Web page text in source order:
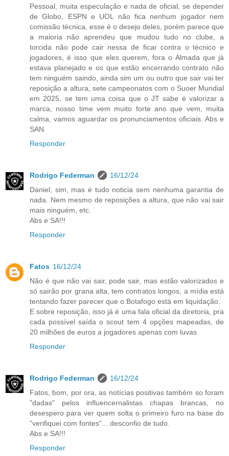
Pessoal, muita especulação e nada de oficial, se depender
de Globo, ESPN e UOL não fica nenhum jogador nem
comissão técnica, esse é o desejo deles, porém parece que
a maioria não aprendeu que mudou tudo no clube, a
torcida não pode cair nessa de ficar contra o técnico e
jogadores, é isso que eles querem, fora o Almada que já
estava planejado e os que estão encerrando contrato não
tem ninguém saindo, ainda sim um ou outro que sair vai ter
reposição a altura, sete campeonatos com o Suoer Mundial
em 2025, se tem uma coisa que o JT sabe é valorizar a
marca, nosso time vem muito forte ano que vem, muita
calma, vamos aguardar os pronunciamentos oficiais. Abs e
SAN
Responder
Rodrigo Federman
16/12/24
Daniel, sim, mas é tudo noticia sem nenhuma garantia de
nada. Nem mesmo de reposições a altura, que não vai sair
mais ninguém, etc.
Abs e SA!!!
Responder
Fatos 16/12/24
Não é que não vai sair, pode sair, mas estão valorizados e
só sairão por grana alta, tem contratos longos, a mídia está
tentando fazer parecer que o Botafogo está em liquidação.
E sobre reposição, isso já é uma fala oficial da diretoria, pra
cada possível saída o scout tem 4 opções mapeadas, de
20 milhões de euros a jogadores apenas com luvas
Responder
Rodrigo Federman
16/12/24
Fatos, bom, por ora, as notícias positivas também so foram
"dadas" pelos influencernalistas chapas brancas, no
desespero para ver quem solta o primeiro furo na base do
"verifiquei com fontes"... desconfio de tudo.
Abs e SA!!!
Responder